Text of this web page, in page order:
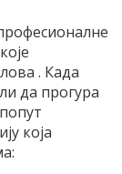
. Када
да прогура
која